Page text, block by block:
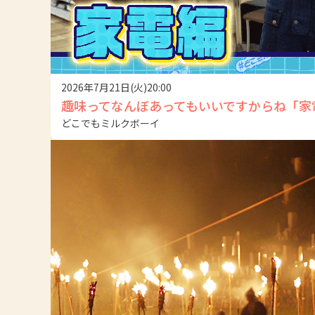
2026年7月21日(火)20:00
趣味ってなんぼあってもいいですからね「
どこでもミルクボーイ